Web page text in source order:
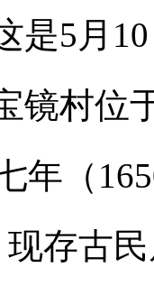
5月10
村位于
年（
现存古